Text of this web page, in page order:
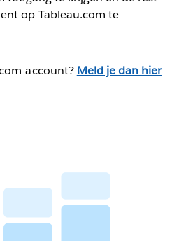
op Tableau.com te
account? Meld je dan hier